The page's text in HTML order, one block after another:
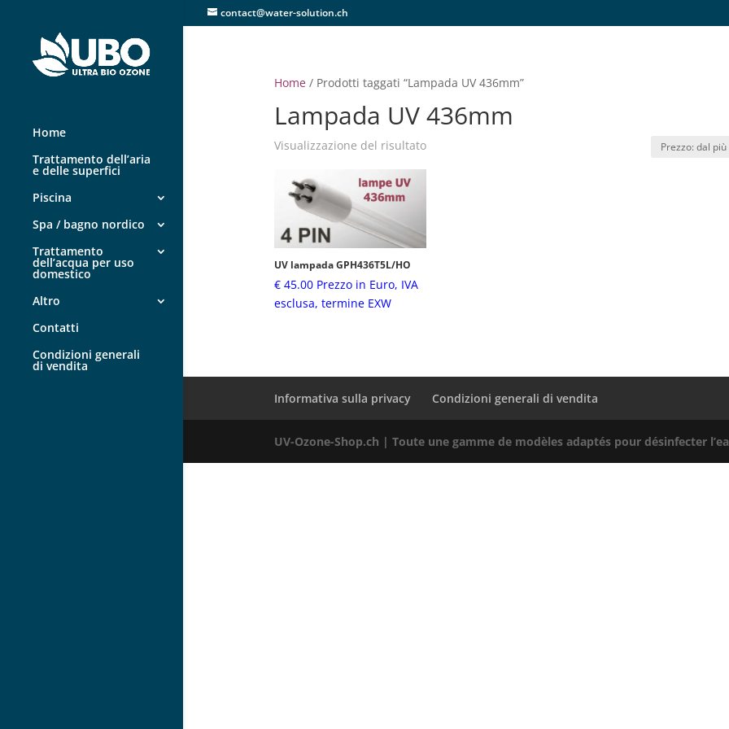
contact@water-solution.ch
Home
Trattamento dell’aria
e delle superfici
Piscina
Spa / bagno nordico
Trattamento
dell’acqua per uso
domestico
Altro
Contatti
Condizioni generali
di vendita
Home/ Prodotti taggati “Lampada UV 436mm”
Lampada UV 436mm
Visualizzazione del risultato
UV lampada GPH436T5L/HO
€45.00 Prezzo in Euro, IVA
esclusa, termine EXW
Informativa sulla privacy Condizioni generali di vendita
UV-Ozone-Shop.ch | Toute une gamme de modèles adaptés pour désinfecter